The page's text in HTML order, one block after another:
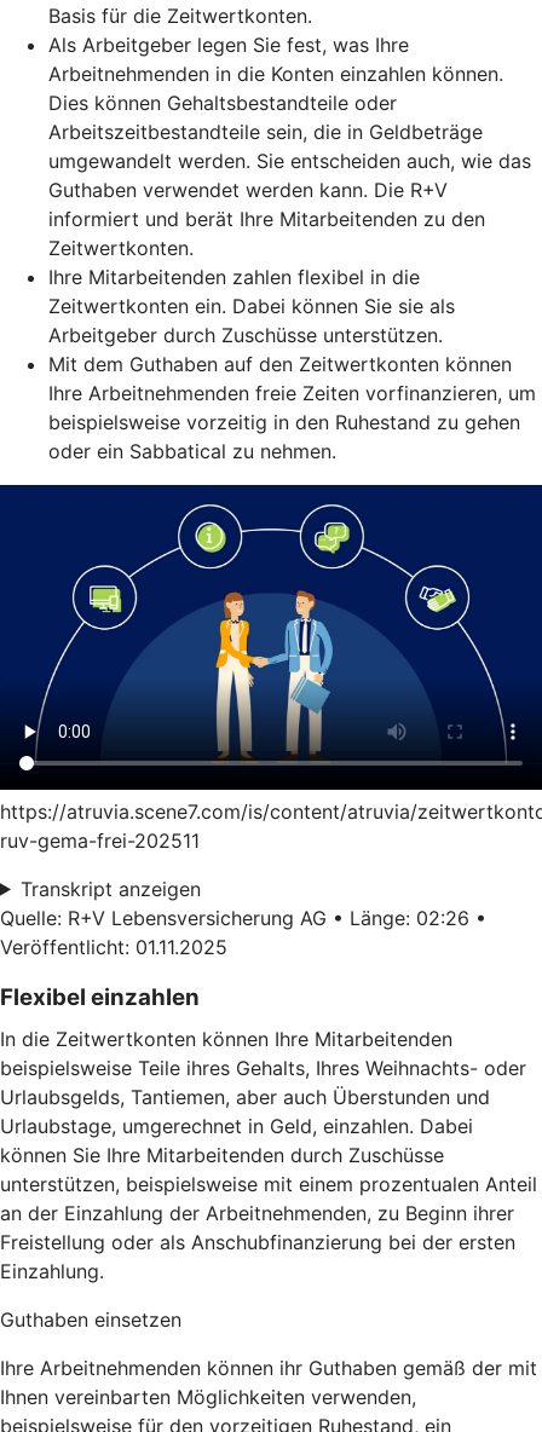
Basis für die Zeitwertkonten.
Als Arbeitgeber legen Sie fest, was Ihre
Arbeitnehmenden in die Konten einzahlen können.
Dies können Gehaltsbestandteile oder
Arbeitszeitbestandteile sein, die in Geldbeträge
umgewandelt werden. Sie entscheiden auch, wie das
Guthaben verwendet werden kann. Die R+V
informiert und berät Ihre Mitarbeitenden zu den
Zeitwertkonten.
Ihre Mitarbeitenden zahlen flexibel in die
Zeitwertkonten ein. Dabei können Sie sie als
Arbeitgeber durch Zuschüsse unterstützen.
Mit dem Guthaben auf den Zeitwertkonten können
Ihre Arbeitnehmenden freie Zeiten vorfinanzieren, um
beispielsweise vorzeitig in den Ruhestand zu gehen
oder ein Sabbatical zu nehmen.
https://atruvia.scene7.com/is/content/atruvia/
ruv-gema-frei-202511
Transkript anzeigen
Quelle: R+V Lebensversicherung AG • Länge: 02:26 •
Veröffentlicht: 01.11.2025
Flexibel einzahlen
In die Zeitwertkonten können Ihre Mitarbeitenden
beispielsweise Teile ihres Gehalts, Ihres Weihnachts- oder
Urlaubsgelds, Tantiemen, aber auch Überstunden und
Urlaubstage, umgerechnet in Geld, einzahlen. Dabei
können Sie Ihre Mitarbeitenden durch Zuschüsse
unterstützen, beispielsweise mit einem prozentualen Anteil
an der Einzahlung der Arbeitnehmenden, zu Beginn ihrer
Freistellung oder als Anschubfinanzierung bei der ersten
Einzahlung.
Guthaben einsetzen
Ihre Arbeitnehmenden können ihr Guthaben gemäß der mit
Ihnen vereinbarten Möglichkeiten verwenden,
beispielsweise für den vorzeitigen Ruhestand, ein